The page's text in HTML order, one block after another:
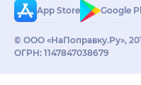
App Store
Google
© ООО «НаПоправку.Ру»,
ОГРН: 1147847038679